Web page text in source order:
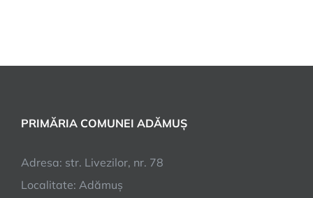
PRIMĂRIA COMUNEI ADĂMUȘ
Adresa: str. Livezilor, nr. 78
Localitate: Adămuș